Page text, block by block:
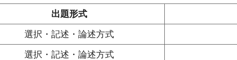
出題形式
選択・記述・論述方式
選択・記述・論述方式